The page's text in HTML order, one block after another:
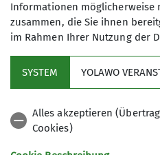
Ausbildung und Training.
Bis auf Weiteres ist unser
Liste (zum Download)
über das Portal buchbar.
ausleihen möchtest,
Öffnungszeiten in der
vielleicht vorher an und
Informationen möglicherweise
zusammen, die Sie ihnen
im Rahmen Ihrer Nutzung der
SYSTEM YOLAWO
Alles akzeptieren
Cookies)